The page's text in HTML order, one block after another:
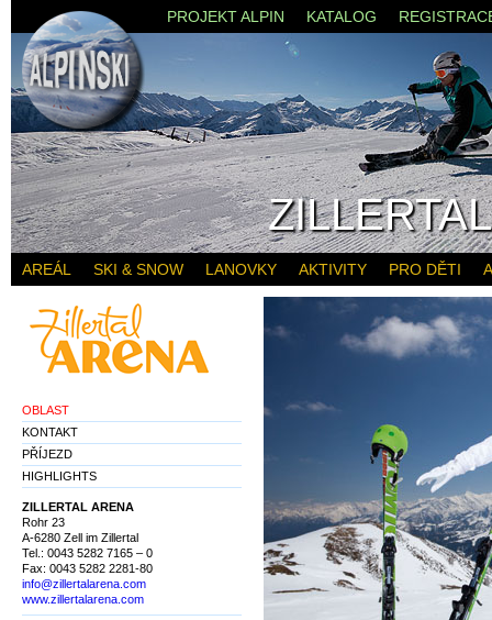
OBLAST
KONTAKT
PŘÍJEZD
HIGHLIGHTS
ZILLERTAL ARENA
Rohr 23
A-6280 Zell im Zillertal
Tel.: 0043 5282 7165 – 0
Fax: 0043 5282 2281-80
info@zillertalarena.com
www.zillertalarena.com
PROJEKT ALPIN KATALOG
AREÁL SKI & SNOW LANOVKY AKTIVITY PRO DĚTI